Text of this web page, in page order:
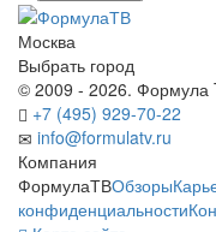
Москва
Выбрать город
© 2009 - 2026. Формула
+7 (495) 929-70-22
info@formulatv.ru
Компания
ФормулаТВОбзоры
конфиденциальности